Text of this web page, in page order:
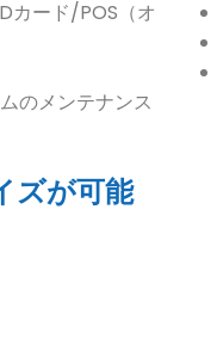
カード/POS（オ
のメンテナンス
ズが可能